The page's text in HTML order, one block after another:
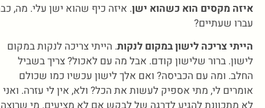
איזה מקסים הוא כשהוא ישן. איזה כיף שהוא ישן עלי. מה,
עברו שעתיים?
הייתי צריכה לישון במקום לנקות. הייתי צריכה לנקות במקום
לישון. ברור שלישון קודם. אבל מה עם לאכול? צריך בשביל
החלב. ומה עם הכביסה? ואם אלך לישון עכשיו כמו שכולם
אומרים לי, מתי אספיק לעשות את הכל? ולא, אין לי עזרה. ואני